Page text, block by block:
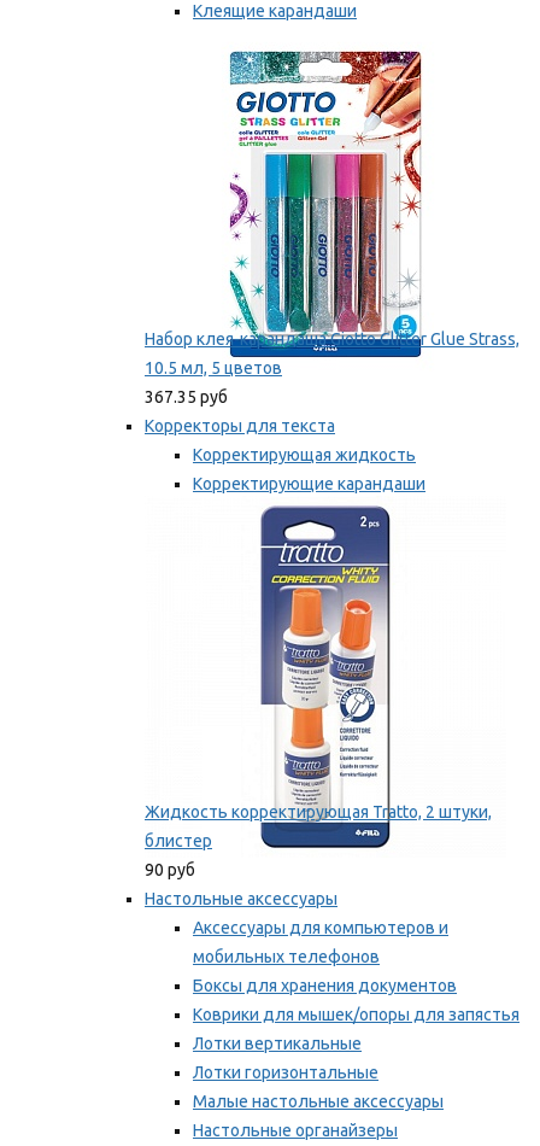
Клеящие карандаши
Мы рекомендуем
Набор клея-карандаша Giotto Glitter Glue Strass,
10.5 мл, 5 цветов
367.35 руб
Корректоры для текста
Корректирующая жидкость
Корректирующие карандаши
Корректирующие ленты
Мы рекомендуем
Жидкость корректирующая Tratto, 2 штуки,
блистер
90 руб
Настольные аксессуары
Аксессуары для компьютеров и
мобильных телефонов
Боксы для хранения документов
Коврики для мышек/опоры для запястья
Лотки вертикальные
Лотки горизонтальные
Малые настольные аксессуары
Настольные органайзеры